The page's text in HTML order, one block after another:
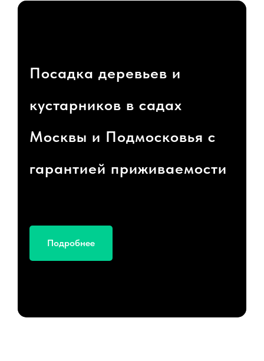
Посадка деревьев и
кустарников в садах
Москвы и Подмосковья с
гарантией приживаемости
Подробнее